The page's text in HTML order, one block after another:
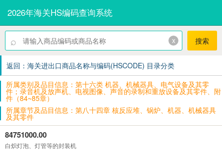
2026年海关HS编码查询系统
⌕ x 搜索
返回：海关进出口商品名称与编码(HSCODE) 目录分类
所属类别及品目信息：第十六类 机器、机械器具、电气设备及其零
件；录音机及放声机、电视图像、声音的录制和重放设备及其零件、附
件（84~85章）
所属章节及品目信息：第八十四章 核反应堆、锅炉、机器、机械器具
及其零件
84751000.00
白炽灯泡、灯管等的封装机